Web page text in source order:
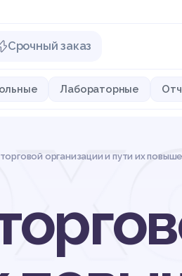
Срочный заказ
Лабораторные
организации и пути их